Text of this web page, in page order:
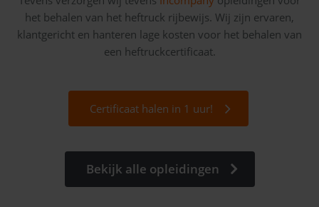
het behalen van het heftruck rijbewijs. Wij zijn ervaren,
klantgericht en hanteren lage kosten voor het behalen van
een heftruckcertificaat.
Certificaat halen in 1 uur!
Bekijk alle opleidingen